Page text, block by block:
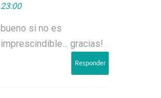
23:00
bueno si no es
imprescindible... gracias!
Responder